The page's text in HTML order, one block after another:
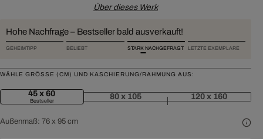
Über dieses Werk
Hohe Nachfrage – Bestseller bald ausverkauft!
GEHEIMTIPP BELIEBT STARK NACHGEFRAGT LETZTE EXEMPLARE
WÄHLE GRÖSSE (CM) UND KASCHIERUNG/RAHMUNG AUS:
45 x 60
Bestseller 80 x 105 120 x 160
Außenmaß: 76 x 95 cm